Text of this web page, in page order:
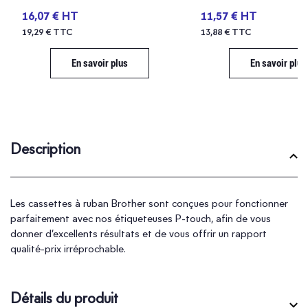
16,07 € HT
19,29 € TTC
En savoir plus
11,57 € HT
13,88 € TTC
En savoir plus
Description
Les cassettes à ruban Brother sont conçues pour fonctionner
parfaitement avec nos étiqueteuses P-touch, afin de vous
donner d’excellents résultats et de vous offrir un rapport
qualité-prix irréprochable.
Détails du produit